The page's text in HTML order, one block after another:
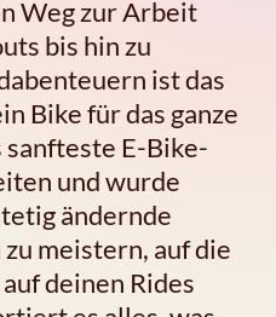
Weg zur Arbeit
bis hin zu
ist das
Bike für das ganze
sanfteste E-Bike-
und wurde
ändernde
meistern, auf die
deinen Rides